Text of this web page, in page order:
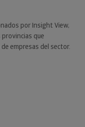
por Insight View,
provincias que
empresas del sector.